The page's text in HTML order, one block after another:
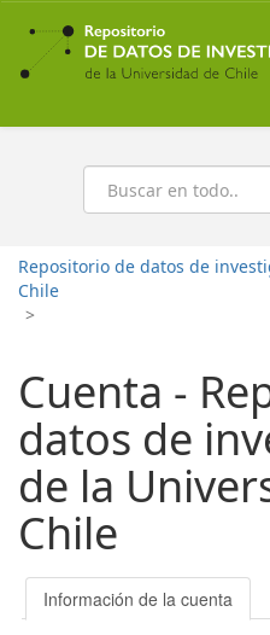
Ir
contenido
principal
Buscar
Repositorio de datos de
Chile
>
Cuenta -
datos de
de la
Chile
Información de la cuenta